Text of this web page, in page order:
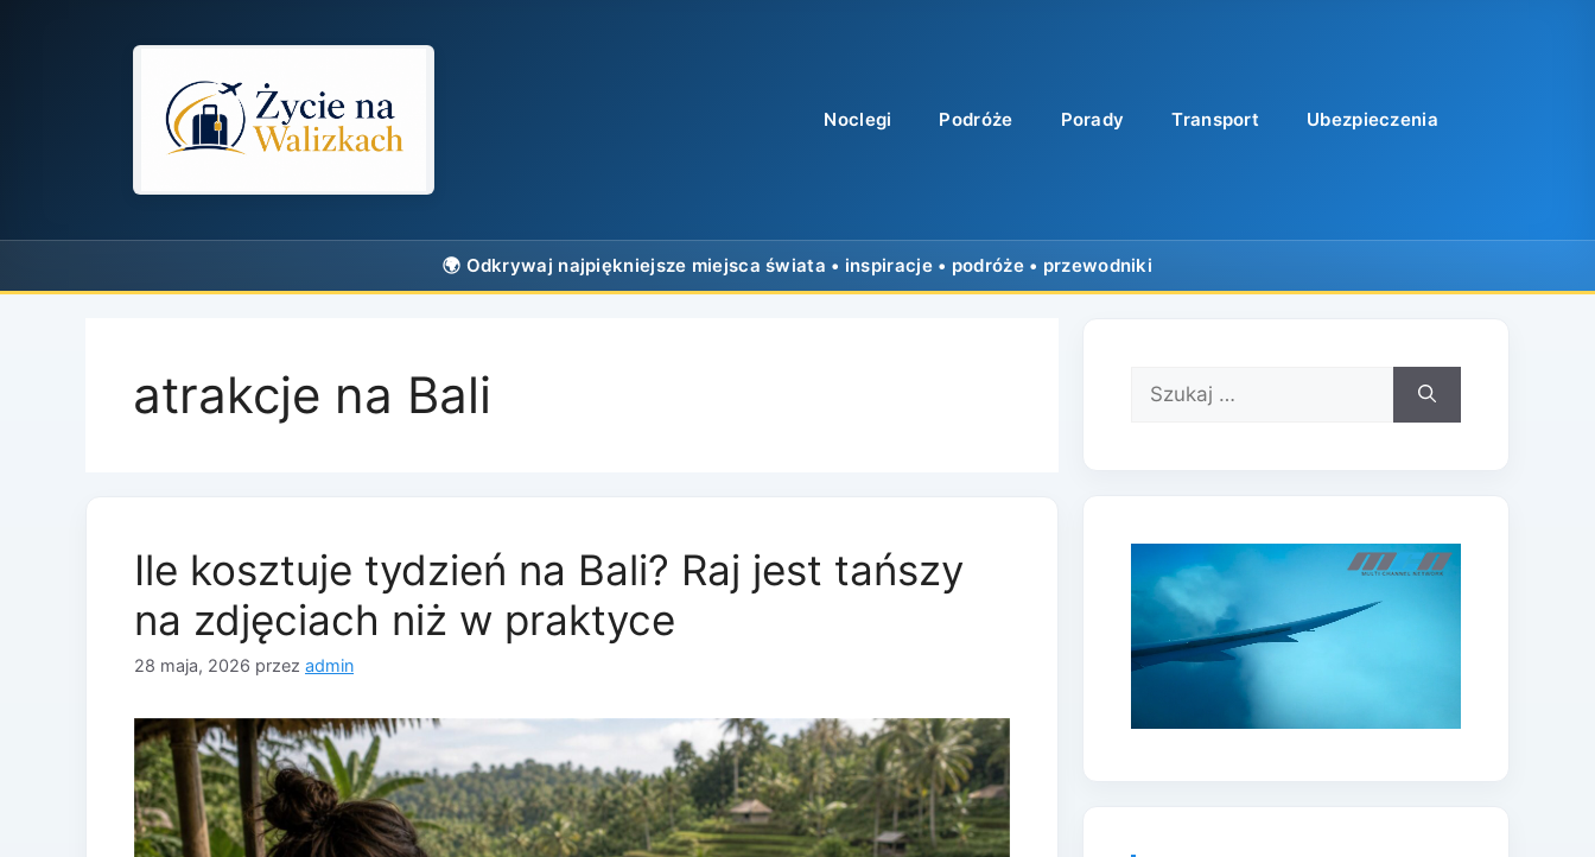
Noclegi Podróże Porady Transport Ubezpieczenia
atrakcje na Bali
Ile kosztuje tydzień na Bali? Raj jest tańszy
na zdjęciach niż w praktyce
28 maja, 2026 przez admin
Szukaj: